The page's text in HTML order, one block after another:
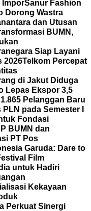
ImporSanur Fashion
Dorong Wastra
dan Utusan
BUMN,
Siap Layani
2026Telkom Percepat
di Jakut Diduga
Lepas Ekspor 3,5
Pelanggan Baru
pada Semester I
Fondasi
BUMN dan
PT Pos
Garuda: Dare to
Film
untuk Hadiri
Kekayaan
Perkuat Sinergi